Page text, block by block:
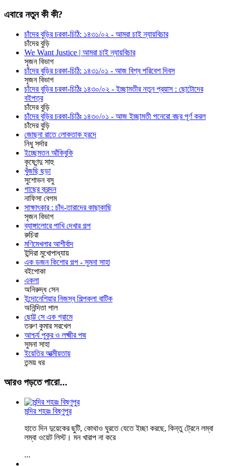
এবারে নতুন কী কী?
চাঁদের বুড়ির চরকা-চিঠি: ১৪৩১/০২ - আমরা চাই ন্যায়বিচার
চাঁদের বুড়ি
We Want Justice | আমরা চাই ন্যায়বিচার
সৃজন বিভাগ
চাঁদের বুড়ির চরকা-চিঠি: ১৪৩১/০১ - আজ বিশ্ব পরিবেশ দিবস
সৃজন বিভাগ
চাঁদের বুড়ির চরকা-চিঠিঃ ১৪৩০/০২ - ইচ্ছামতীর নতুন প্রয়াস : ছোটোদের
বইপত্র
চাঁদের বুড়ি
চাঁদের বুড়ির চরকা-চিঠিঃ ১৪৩০/০১ - আজ ইচ্ছামতী পনেরো বছর পূর্ণ করল
চাঁদের বুড়ি
জোছনা রাতে লোকতাক হ্রদে
নিধু সর্দার
ইচ্ছেমতন আঁকিবুকি
কৃষ্ণেন্দু সাহু
খুঁজছি ছড়া
সুশোভন বসু
গাছের ক্রন্দন
নাফিসা বেগম
সাক্ষাৎকার : চাঁদ-তারাদের কাছাকাছি
সৃজন বিভাগ
ব্যাঙ্গালোরে পাখি দেখার গল্প
রুচিরা
মণিমেখলার আশীর্বাদ
ইন্দিরা মুখোপাধ্যায়
এক ডজন কিশোর গল্প - সুমনা সাহা
বইপোকা
একলা
অনিরুদ্ধ সেন
ইন্দোনেশিয়ার নিজস্ব শিল্পকলা বাটিক
অনিন্দিতা পাল
ছোট্ট সে এক গ্রামে
তরুণ কুমার সরখেল
আশ্চর্য পুকুর ও লক্ষ্মীর পদ্ম
সুমনা সাহা
ইয়েতির আত্মীয়তায়
তন্ময় ধর
আরও পড়তে পারো...
মন্দির শহরঃ বিষ্ণুপুর
হাতে দিন দুয়েকের ছুটি, কোথাও ঘুরতে যেতে ইচ্ছা করছে, কিন্তু ট্রেনে লম্বা
লম্বা ওয়েট লিস্ট। মন খারাপ না করে
...